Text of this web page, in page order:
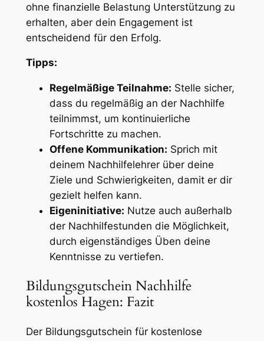
ohne finanzielle Belastung Unterstützung zu
erhalten, aber dein Engagement ist
entscheidend für den Erfolg.
Tipps:
Regelmäßige Teilnahme: Stelle sicher,
dass du regelmäßig an der Nachhilfe
teilnimmst, um kontinuierliche
Fortschritte zu machen.
Offene Kommunikation: Sprich mit
deinem Nachhilfelehrer über deine
Ziele und Schwierigkeiten, damit er dir
gezielt helfen kann.
Eigeninitiative: Nutze auch außerhalb
der Nachhilfestunden die Möglichkeit,
durch eigenständiges Üben deine
Kenntnisse zu vertiefen.
Bildungsgutschein Nachhilfe
kostenlos Hagen: Fazit
Der Bildungsgutschein für kostenlose